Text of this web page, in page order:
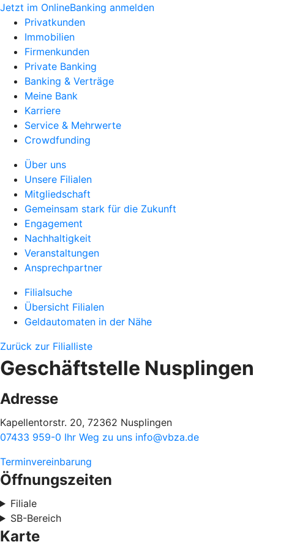
Jetzt im OnlineBanking anmelden
Privatkunden
Immobilien
Firmenkunden
Private Banking
Banking & Verträge
Meine Bank
Karriere
Service & Mehrwerte
Crowdfunding
Über uns
Unsere Filialen
Mitgliedschaft
Gemeinsam stark für die Zukunft
Engagement
Nachhaltigkeit
Veranstaltungen
Ansprechpartner
Filialsuche
Übersicht Filialen
Geldautomaten in der Nähe
Zurück zur Filialliste
Geschäftstelle Nusplingen
Adresse
Kapellentorstr. 20, 72362 Nusplingen
07433 959-0 Ihr Weg zu uns info@vbza.de
Terminvereinbarung
Öffnungszeiten
Filiale
SB-Bereich
Karte